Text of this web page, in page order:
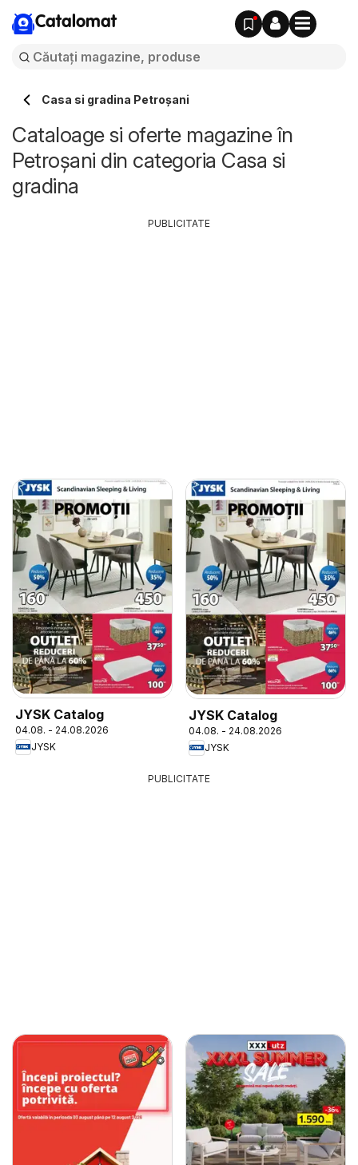
Catalomat
Casa si gradina Petroșani
Cataloage si oferte magazine în
Petroșani din categoria Casa si
gradina
JYSK Catalog
04.08. - 24.08.2026
JYSK
JYSK Catalog
04.08. - 24.08.2026
JYSK
PUBLICITATE
PUBLICITATE